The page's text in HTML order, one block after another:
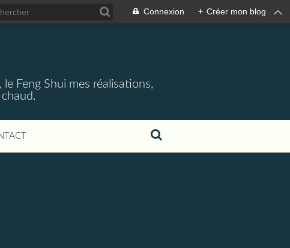
Connexion + Créer mon blog
Feng Shui mes réalisations,